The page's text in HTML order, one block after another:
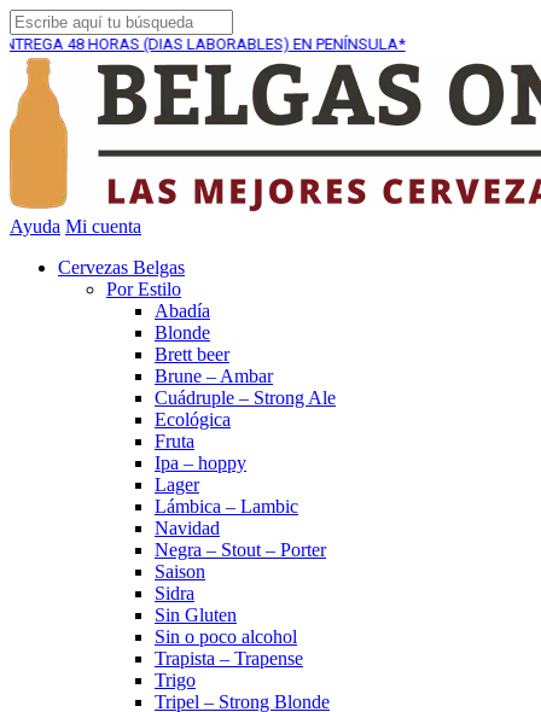
(DIAS LABORABLES) EN PENÍNSULA*
Ayuda Mi cuenta
Cervezas Belgas
Por Estilo
Abadía
Blonde
Brett beer
Brune – Ambar
Cuádruple – Strong Ale
Ecológica
Fruta
Ipa – hoppy
Lager
Lámbica – Lambic
Navidad
Negra – Stout – Porter
Saison
Sidra
Sin Gluten
Sin o poco alcohol
Trapista – Trapense
Trigo
Tripel – Strong Blonde